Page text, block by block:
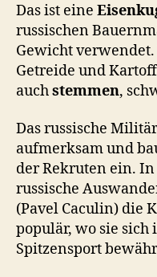
Das ist eine
russischen
Gewicht
Getreide und
auchstemmen,
Das russische
aufmerksam und
der Rekruten ein.
russische
(Pavel Caculin) die
populär, wo sie sich
Spitzensport